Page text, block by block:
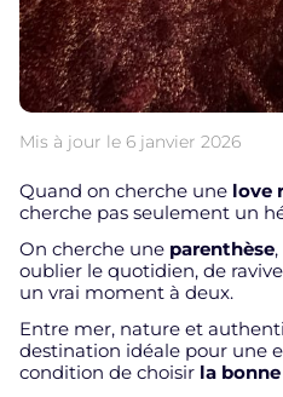
Mis à jour le 6 janvier 2026
Quand on cherche une love
cherche pas seulement un
On cherche une parenthèse
oublier le quotidien, de
un vrai moment à deux.
Entre mer, nature et
destination idéale pour une
condition de choisir la